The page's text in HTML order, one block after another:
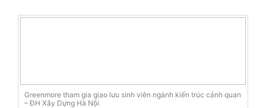
Greenmore tham gia giao lưu sinh viên ngành kiến trúc cảnh quan
– ĐH Xây Dựng Hà Nội